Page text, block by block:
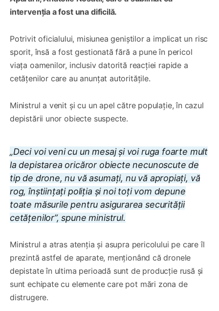
intervenția a fost una dificilă.
Potrivit oficialului, misiunea geniștilor a implicat un risc
sporit, însă a fost gestionată fără a pune în pericol
viața oamenilor, inclusiv datorită reacției rapide a
cetățenilor care au anunțat autoritățile.
Ministrul a venit și cu un apel către populație, în cazul
depistării unor obiecte suspecte.
„Deci voi veni cu un mesaj și voi ruga foarte mult
la depistarea oricăror obiecte necunoscute de
tip de drone, nu vă asumați, nu vă apropiați, vă
rog, înștiințați poliția și noi toți vom depune
toate măsurile pentru asigurarea securității
cetățenilor”, spune ministrul.
Ministrul a atras atenția și asupra pericolului pe care îl
prezintă astfel de aparate, menționând că dronele
depistate în ultima perioadă sunt de producție rusă și
sunt echipate cu elemente care pot mări zona de
distrugere.